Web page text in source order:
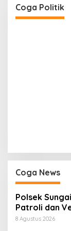
Coga Politik
Kelurahan
Di Coga Politik
Coga News
Polsek
Patroli dan
8 Agustus 2026